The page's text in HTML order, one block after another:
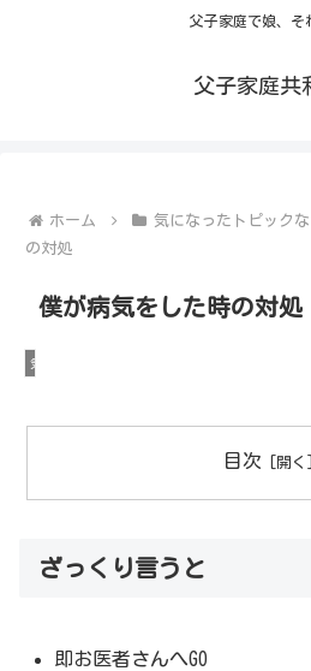
父子家庭で娘、そ
父子家庭共
ホーム 気になったトピックな
の対処
僕が病気をした時の対処
気になったトピックなど
目次
ざっくり言うと
即お医者さんへGO